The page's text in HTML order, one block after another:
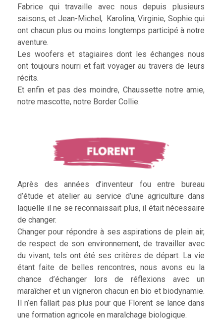
Fabrice qui travaille avec nous depuis plusieurs
saisons, et Jean-Michel, Karolina, Virginie, Sophie qui
ont chacun plus ou moins longtemps participé à notre
aventure.
Les woofers et stagiaires dont les échanges nous
ont toujours nourri et fait voyager au travers de leurs
récits.
Et enfin et pas des moindre, Chaussette notre amie,
notre mascotte, notre Border Collie.
Après des années d’inventeur fou entre bureau
d’étude et atelier au service d’une agriculture dans
laquelle il ne se reconnaissait plus, il était nécessaire
de changer.
Changer pour répondre à ses aspirations de plein air,
de respect de son environnement, de travailler avec
du vivant, tels ont été ses critères de départ. La vie
étant faite de belles rencontres, nous avons eu la
chance d’échanger lors de réflexions avec un
maraîcher et un vigneron chacun en bio et biodynamie.
Il n’en fallait pas plus pour que Florent se lance dans
une formation agricole en maraîchage biologique.